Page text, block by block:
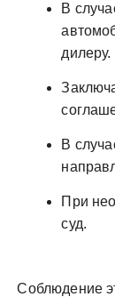
В
дилеру.
В
При
суд.
Соблюдение